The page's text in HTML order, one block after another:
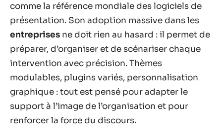
comme la référence mondiale des logiciels de
présentation. Son adoption massive dans les
entreprises ne doit rien au hasard : il permet de
préparer, d’organiser et de scénariser chaque
intervention avec précision. Thèmes
modulables, plugins variés, personnalisation
graphique : tout est pensé pour adapter le
support à l’image de l’organisation et pour
renforcer la force du discours.